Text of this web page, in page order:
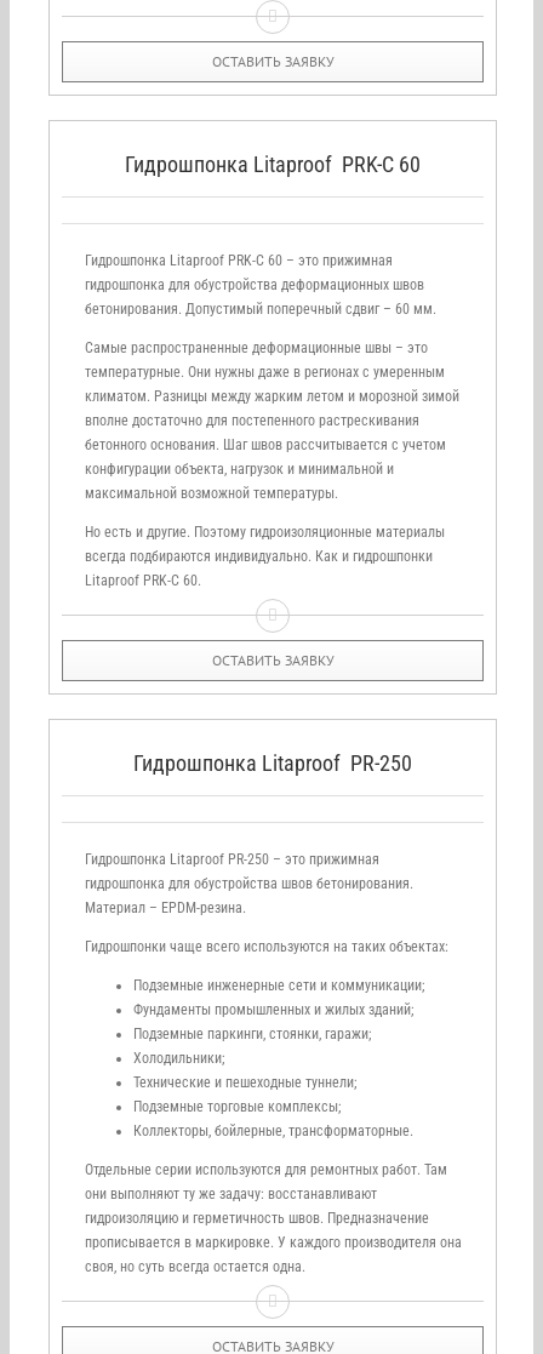
ОСТАВИТЬ ЗАЯВКУ
Гидрошпонка Litaproof PRK-C 60
Гидрошпонка Litaproof PRK-С 60 – это прижимная
гидрошпонка для обустройства деформационных швов
бетонирования. Допустимый поперечный сдвиг – 60 мм.
Самые распространенные деформационные швы – это
температурные. Они нужны даже в регионах с умеренным
климатом. Разницы между жарким летом и морозной зимой
вполне достаточно для постепенного растрескивания
бетонного основания. Шаг швов рассчитывается с учетом
конфигурации объекта, нагрузок и минимальной и
максимальной возможной температуры.
Но есть и другие. Поэтому гидроизоляционные материалы
всегда подбираются индивидуально. Как и гидрошпонки
Litaproof PRK-С 60.
ОСТАВИТЬ ЗАЯВКУ
Гидрошпонка Litaproof PR-250
Гидрошпонка Litaproof PR-250 – это прижимная
гидрошпонка для обустройства швов бетонирования.
Материал – EPDM-резина.
Гидрошпонки чаще всего используются на таких объектах:
Подземные инженерные сети и коммуникации;
Фундаменты промышленных и жилых зданий;
Подземные паркинги, стоянки, гаражи;
Холодильники;
Технические и пешеходные туннели;
Подземные торговые комплексы;
Коллекторы, бойлерные, трансформаторные.
Отдельные серии используются для ремонтных работ. Там
они выполняют ту же задачу: восстанавливают
гидроизоляцию и герметичность швов. Предназначение
прописывается в маркировке. У каждого производителя она
своя, но суть всегда остается одна.
ОСТАВИТЬ ЗАЯВКУ